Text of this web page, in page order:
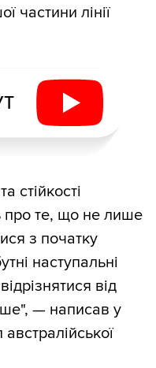
частини лінії
стійкості
про те, що не лише
з початку
наступальні
від
— написав у